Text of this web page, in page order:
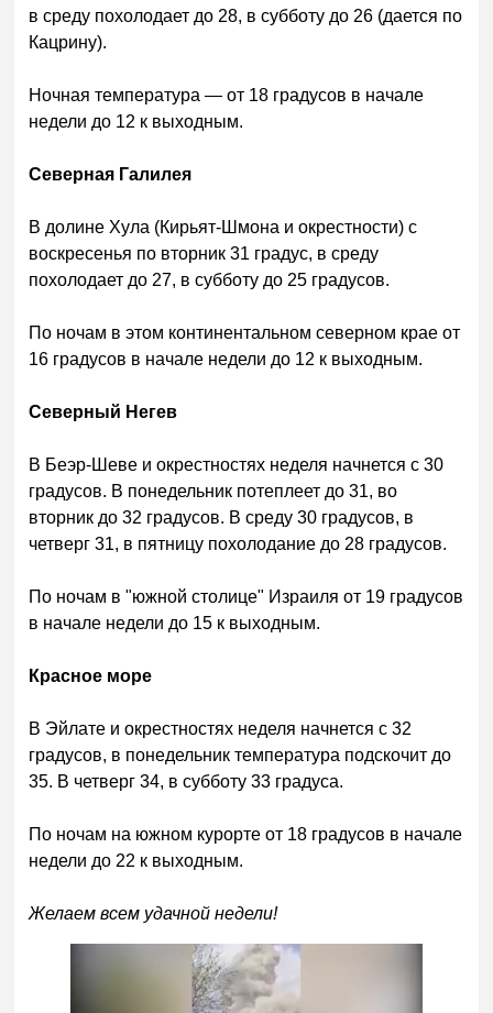
в среду похолодает до 28, в субботу до 26 (дается по
Кацрину).
Ночная температура — от 18 градусов в начале
недели до 12 к выходным.
Северная Галилея
В долине Хула (Кирьят-Шмона и окрестности) с
воскресенья по вторник 31 градус, в среду
похолодает до 27, в субботу до 25 градусов.
По ночам в этом континентальном северном крае от
16 градусов в начале недели до 12 к выходным.
Северный Негев
В Беэр-Шеве и окрестностях неделя начнется с 30
градусов. В понедельник потеплеет до 31, во
вторник до 32 градусов. В среду 30 градусов, в
четверг 31, в пятницу похолодание до 28 градусов.
По ночам в "южной столице" Израиля от 19 градусов
в начале недели до 15 к выходным.
Красное море
В Эйлате и окрестностях неделя начнется с 32
градусов, в понедельник температура подскочит до
35. В четверг 34, в субботу 33 градуса.
По ночам на южном курорте от 18 градусов в начале
недели до 22 к выходным.
Желаем всем удачной недели!